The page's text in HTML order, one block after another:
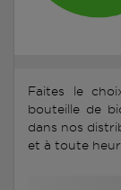
Faites le
bouteille de
dans nos
et à toute